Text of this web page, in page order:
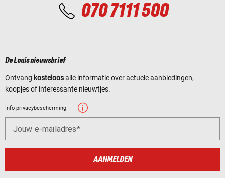
070 7111 500
De Louis nieuwsbrief
Ontvang kosteloosalle informatie over actuele aanbiedingen,
koopjes of interessante nieuwtjes.
Info privacybescherming
Jouw e-mailadres
AANMELDEN